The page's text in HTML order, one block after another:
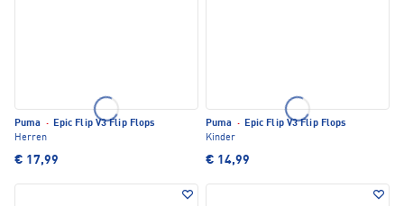
Puma · Epic Flip V3 Flip Flops
Herren
€ 17,99
Puma · Epic Flip V3 Flip Flops
Kinder
€ 14,99